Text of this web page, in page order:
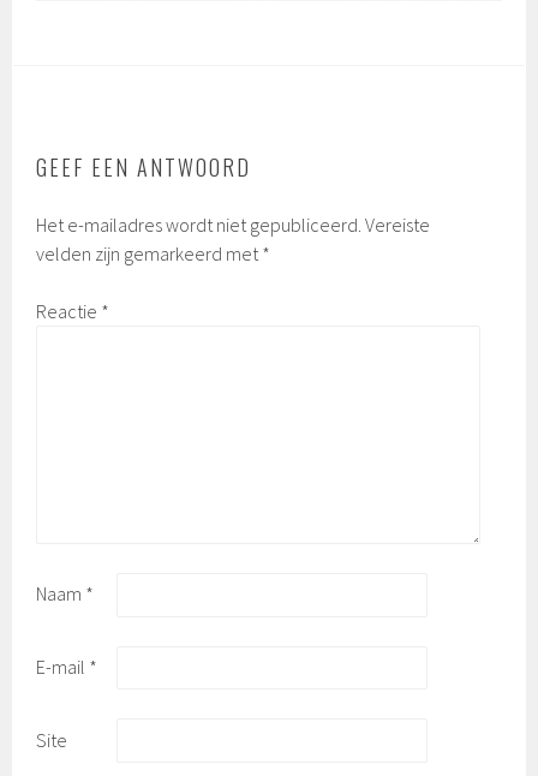
GEEF EEN ANTWOORD
Het e-mailadres wordt niet gepubliceerd. Vereiste
velden zijn gemarkeerd met*
Reactie *
Naam *
E-mail *
Site